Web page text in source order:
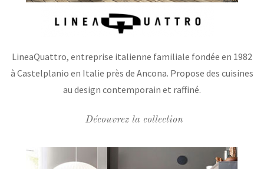
LineaQuattro, entreprise italienne familiale fondée en 1982
à Castelplanio en Italie près de Ancona. Propose des cuisines
au design contemporain et raffiné.
Découvrez la collection